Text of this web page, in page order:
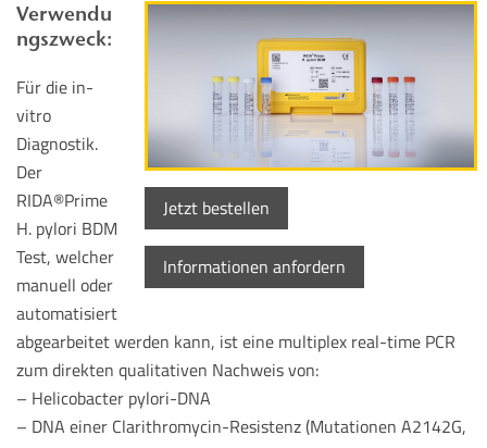
Jetzt bestellen
Informationen anfordern
Verwendu
ngszweck:
Für die in-
vitro
Diagnostik.
Der
RIDA®Prime
H. pylori BDM
Test, welcher
manuell oder
automatisiert
abgearbeitet werden kann, ist eine multiplex real-time PCR
zum direkten qualitativen Nachweis von:
– Helicobacter pylori-DNA
– DNA einer Clarithromycin-Resistenz (Mutationen A2142G,